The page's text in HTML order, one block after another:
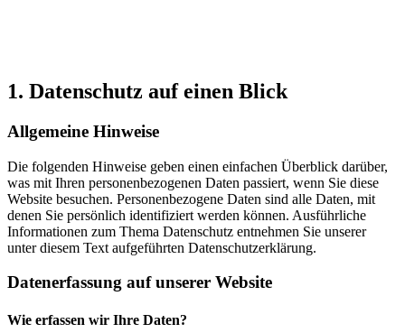
1. Datenschutz auf einen Blick
Allgemeine Hinweise
Die folgenden Hinweise geben einen einfachen Überblick darüber,
was mit Ihren personenbezogenen Daten passiert, wenn Sie diese
Website besuchen. Personenbezogene Daten sind alle Daten, mit
denen Sie persönlich identifiziert werden können. Ausführliche
Informationen zum Thema Datenschutz entnehmen Sie unserer
unter diesem Text aufgeführten Datenschutzerklärung.
Datenerfassung auf unserer Website
Wie erfassen wir Ihre Daten?